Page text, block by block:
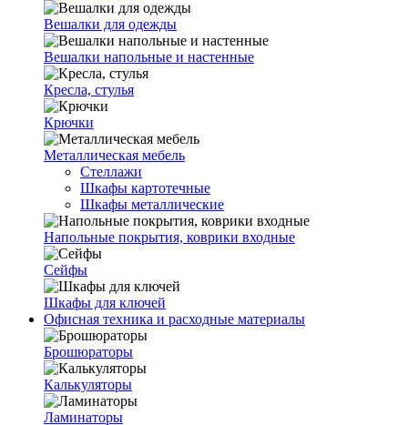
Вешалки для одежды
Вешалки напольные и настенные
Кресла, стулья
Крючки
Металлическая мебель
Стеллажи
Шкафы картотечные
Шкафы металлические
Напольные покрытия, коврики входные
Сейфы
Шкафы для ключей
Офисная техника и расходные материалы
Брошюраторы
Калькуляторы
Ламинаторы